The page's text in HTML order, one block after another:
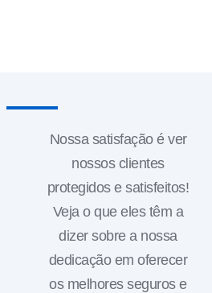
Nossa satisfação é ver
nossos clientes
protegidos e satisfeitos!
Veja o que eles têm a
dizer sobre a nossa
dedicação em oferecer
os melhores seguros e